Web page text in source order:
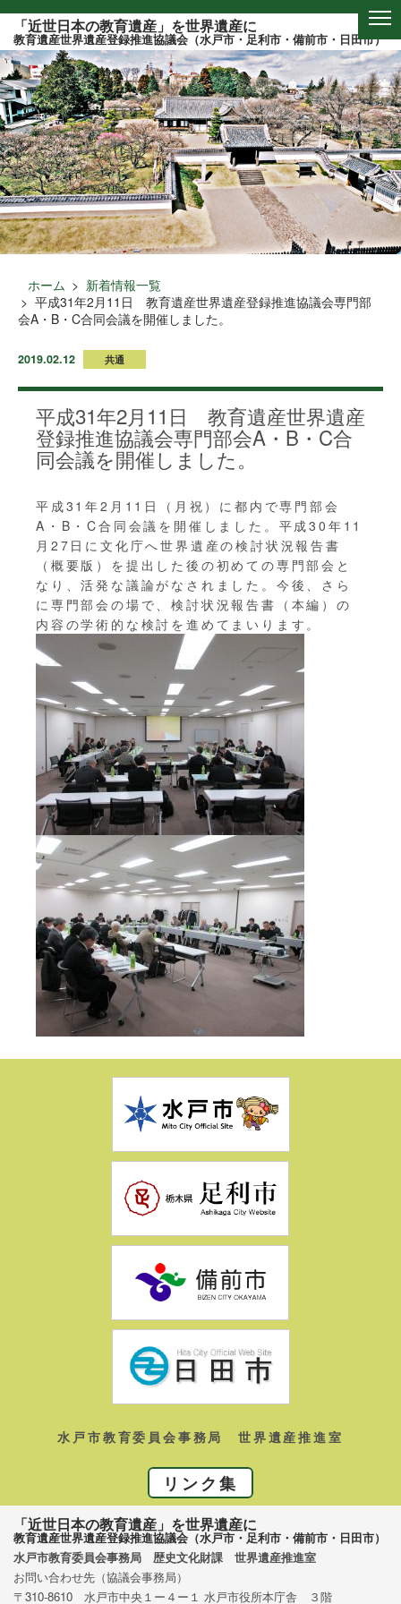
このページの本文へ
「近世日本の教育遺産」を世界遺産に
教育遺産世界遺産登録推進協議会（水戸市・足利市・備前市・日田市）
ホーム
新着情報一覧
平成31年2月11日 教育遺産世界遺産登録推進協議会専門部
会A・B・C合同会議を開催しました。
2019.02.12 共通
平成31年2月11日 教育遺産世界遺産
登録推進協議会専門部会A・B・C合
同会議を開催しました。
平成31年2月11日（月祝）に都内で専門部会
A・B・C合同会議を開催しました。平成30年11
月27日に文化庁へ世界遺産の検討状況報告書
（概要版）を提出した後の初めての専門部会と
なり、活発な議論がなされました。今後、さら
に専門部会の場で、検討状況報告書（本編）の
内容の学術的な検討を進めてまいります。
水戸市教育委員会事務局 世界遺産推進室
リンク集
「近世日本の教育遺産」を世界遺産に
教育遺産世界遺産登録推進協議会（水戸市・足利市・備前市・日田市）
水戸市教育委員会事務局 歴史文化財課 世界遺産推進室
お問い合わせ先（協議会事務局）
〒310-8610 水戸市中央１ー４ー１ 水戸市役所本庁舎 ３階